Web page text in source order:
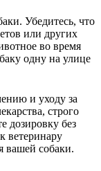
Убедитесь, что
или других
во время
одну на улице
и уходу за
строго
дозировку без
ветеринару
вашей собаки.